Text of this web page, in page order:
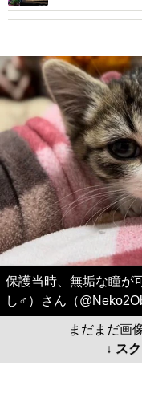
保護当時、無垢な瞳が
し♂）さん（
まだまだ画
↓ ス